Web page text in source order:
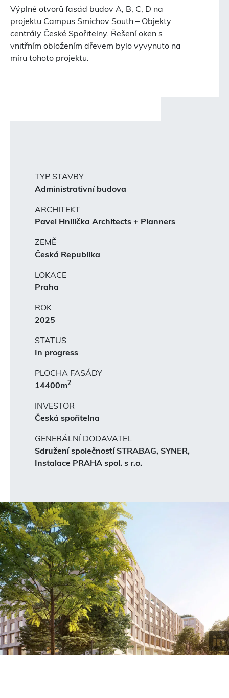
Výplně otvorů fasád budov A, B, C, D na
projektu Campus Smíchov South – Objekty
centrály České Spořitelny. Řešení oken s
vnitřním obložením dřevem bylo vyvynuto na
míru tohoto projektu.
TYP STAVBY
Administrativní budova
ARCHITEKT
Pavel Hnilička Architects + Planners
ZEMĚ
Česká Republika
LOKACE
Praha
ROK
2025
STATUS
In progress
PLOCHA FASÁDY
14400m2
INVESTOR
Česká spořitelna
GENERÁLNÍ DODAVATEL
Sdružení společností STRABAG, SYNER,
Instalace PRAHA spol. s r.o.